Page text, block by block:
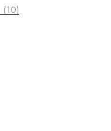
(10)